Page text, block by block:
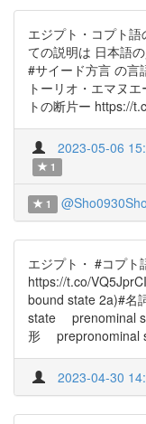
エジプト・コプト
ての説明は 日本語
#サイード方言 の言
トーリオ・エマヌ
トの断片ー https://
2023-05-06
1
1 @Sho0930Sho
エジプト・ #コプト
https://t.co/
bound state 2a)#
state prenominal
形 prepronominal
2023-04-30